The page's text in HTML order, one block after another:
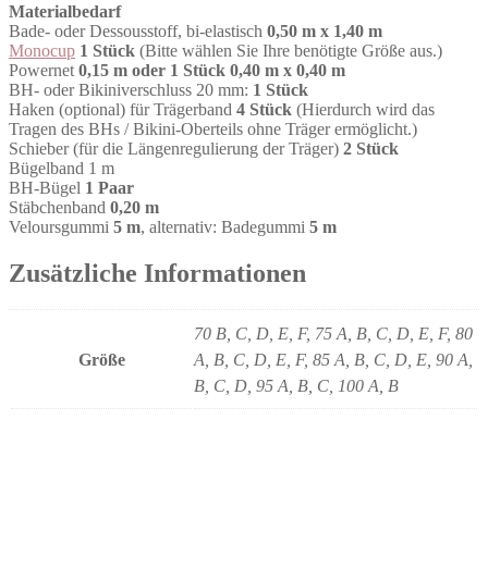
Materialbedarf
Bade- oder Dessousstoff, bi-elastisch 0,50 m x 1,40 m
Monocup 1 Stück (Bitte wählen Sie Ihre benötigte Größe aus.)
Powernet 0,15 m oder 1 Stück 0,40 m x 0,40 m
BH- oder Bikiniverschluss 20 mm: 1 Stück
Haken (optional) für Trägerband 4 Stück (Hierdurch wird das
Tragen des BHs / Bikini-Oberteils ohne Träger ermöglicht.)
Schieber (für die Längenregulierung der Träger) 2 Stück
Bügelband 1 m
BH-Bügel 1 Paar
Stäbchenband 0,20 m
Veloursgummi 5 m, alternativ: Badegummi 5 m
Zusätzliche Informationen
Größe
70 B, C, D, E, F, 75 A, B, C, D, E, F, 80
A, B, C, D, E, F, 85 A, B, C, D, E, 90 A,
B, C, D, 95 A, B, C, 100 A, B